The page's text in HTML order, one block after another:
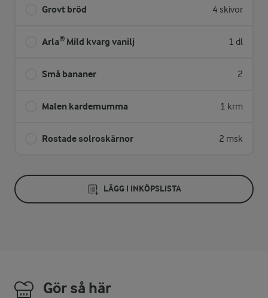
Grovt bröd 4 skivor
Arla® Mild kvarg vanilj 1 dl
Små bananer 2
Malen kardemumma 1 krm
Rostade solroskärnor 2 msk
LÄGG I INKÖPSLISTA
Gör så här